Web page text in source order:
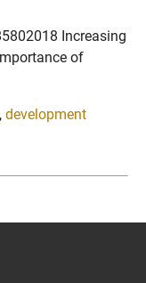
Increasing
of
, development